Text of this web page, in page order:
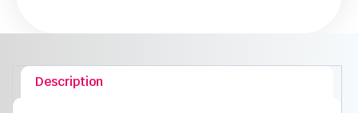
Description